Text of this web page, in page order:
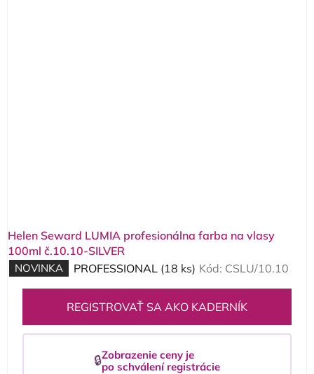
Helen Seward LUMIA profesionálna farba na vlasy
100ml č.10.10-SILVER
NOVINKA PROFESSIONAL (18 ks) Kód: CSLU/10.10
REGISTROVAŤ SA AKO KADERNÍK
🔒Zobrazenie ceny je
po schválení registrácie